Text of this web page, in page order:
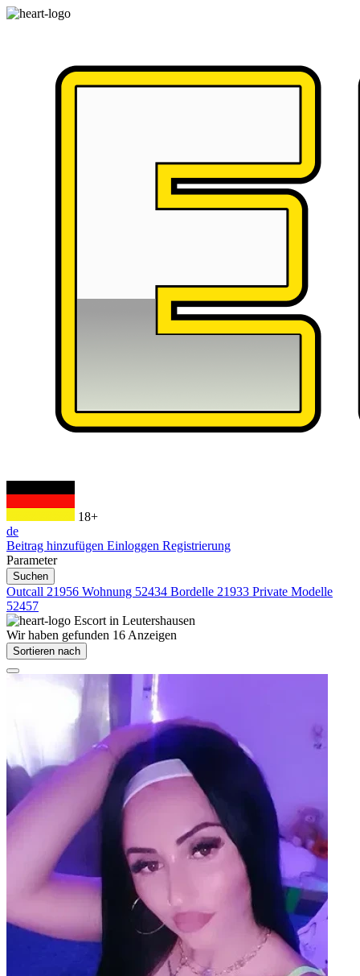
18+
de
Beitrag hinzufügen Einloggen Registrierung
Parameter
Suchen
Outcall 21956 Wohnung 52434 Bordelle 21933 Private Modelle
52457
Escort in Leutershausen
Wir haben gefunden 16 Anzeigen
Sortieren nach